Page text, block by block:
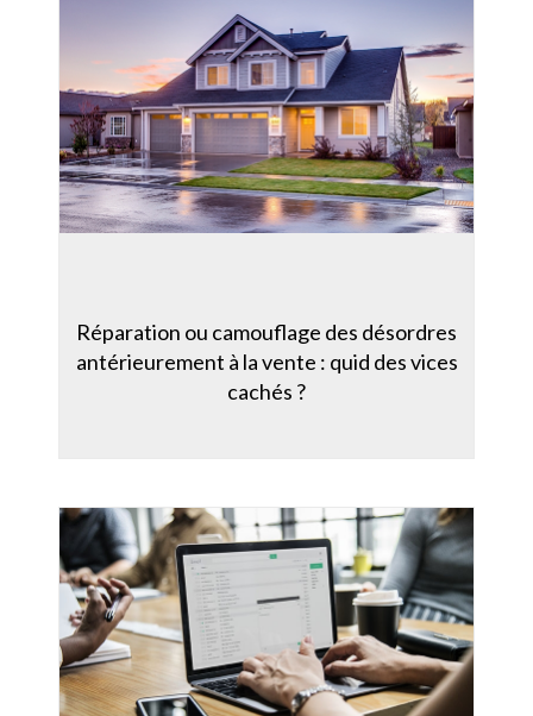
Réparation ou camouflage des désordres
antérieurement à la vente : quid des vices
cachés ?